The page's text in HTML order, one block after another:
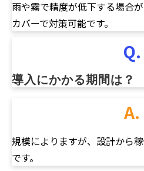
雨や霧で精度が低下する場合
カバーで対策可能です。
Q.
導入にかかる期間は？
A.
規模によりますが、設計から
です。